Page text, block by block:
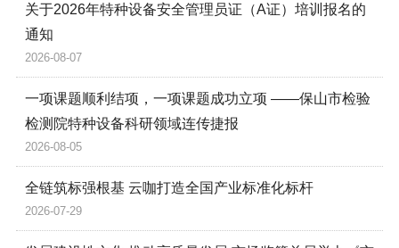
关于2026年特种设备安全管理员证（A证）培训报名的
通知
2026-08-07
一项课题顺利结项，一项课题成功立项 ——保山市检验
检测院特种设备科研领域连传捷报
2026-08-05
全链筑标强根基 云咖打造全国产业标准化标杆
2026-07-29